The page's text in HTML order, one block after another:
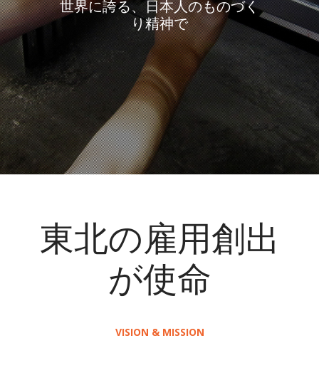
く
2020年までに、1
北に創出し
東北の雇用創出
が使命
VISION & MISSION